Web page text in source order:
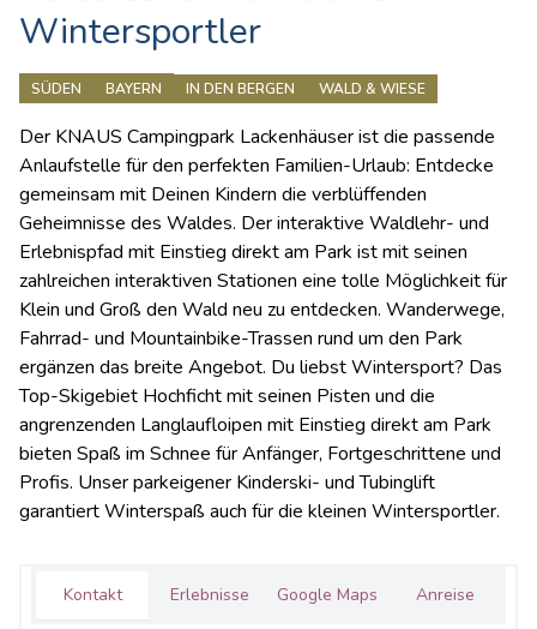
Wintersportler
SÜDEN BAYERN IN DEN BERGEN WALD & WIESE
Der KNAUS Campingpark Lackenhäuser ist die passende
Anlaufstelle für den perfekten Familien-Urlaub: Entdecke
gemeinsam mit Deinen Kindern die verblüffenden
Geheimnisse des Waldes. Der interaktive Waldlehr- und
Erlebnispfad mit Einstieg direkt am Park ist mit seinen
zahlreichen interaktiven Stationen eine tolle Möglichkeit für
Klein und Groß den Wald neu zu entdecken. Wanderwege,
Fahrrad- und Mountainbike-Trassen rund um den Park
ergänzen das breite Angebot. Du liebst Wintersport? Das
Top-Skigebiet Hochficht mit seinen Pisten und die
angrenzenden Langlaufloipen mit Einstieg direkt am Park
bieten Spaß im Schnee für Anfänger, Fortgeschrittene und
Profis. Unser parkeigener Kinderski- und Tubinglift
garantiert Winterspaß auch für die kleinen Wintersportler.
Kontakt Erlebnisse Google Maps Anreise